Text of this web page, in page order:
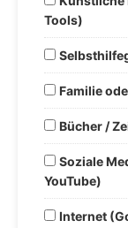
Tools)
Familie
Bücher /
Soziale
YouTube)
Internet